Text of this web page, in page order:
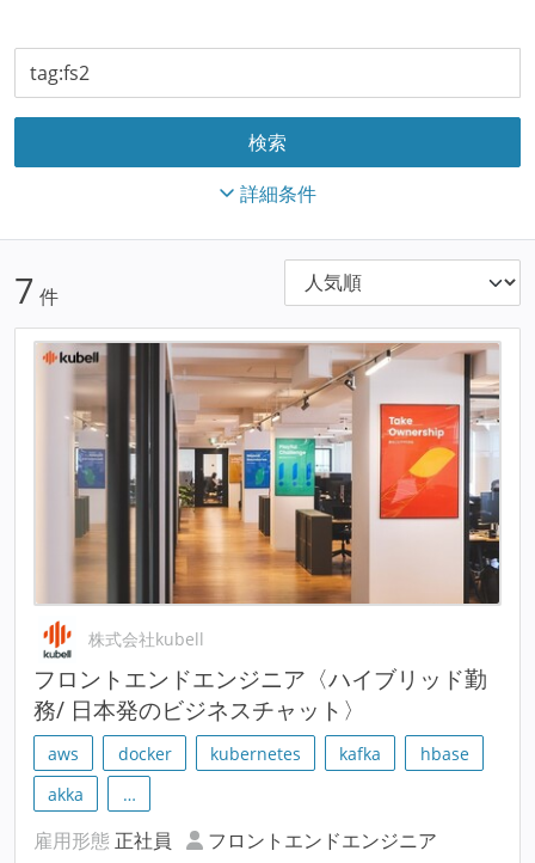
詳細条件
7 件
株式会社kubell
フロントエンドエンジニア〈ハイブリッド勤
務/ 日本発のビジネスチャット〉
aws docker kubernetes kafka
hbase
akka
…
雇用形態 正社員
フロントエンドエンジニア